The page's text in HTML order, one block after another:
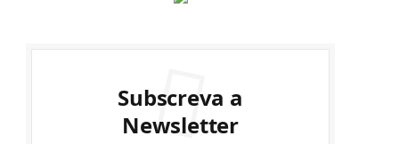
Subscreva a
Newsletter